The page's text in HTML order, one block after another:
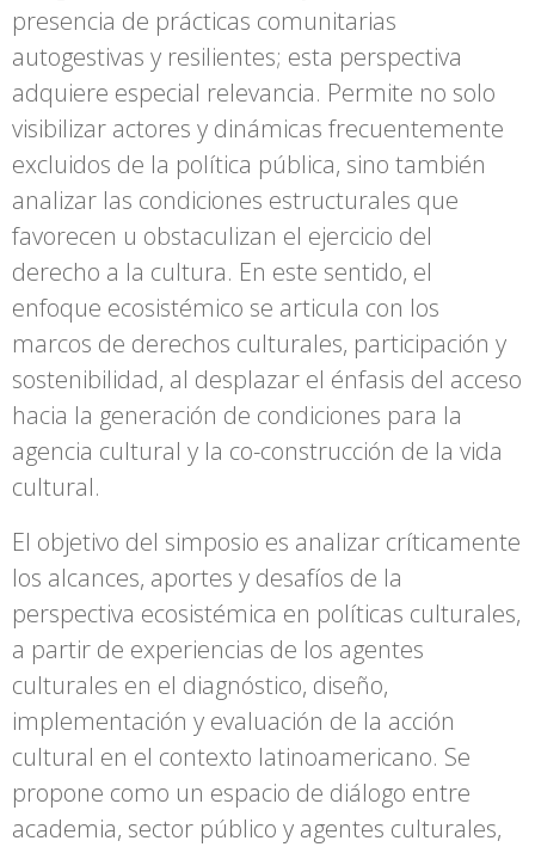
presencia de prácticas comunitarias
autogestivas y resilientes; esta perspectiva
adquiere especial relevancia. Permite no solo
visibilizar actores y dinámicas frecuentemente
excluidos de la política pública, sino también
analizar las condiciones estructurales que
favorecen u obstaculizan el ejercicio del
derecho a la cultura. En este sentido, el
enfoque ecosistémico se articula con los
marcos de derechos culturales, participación y
sostenibilidad, al desplazar el énfasis del acceso
hacia la generación de condiciones para la
agencia cultural y la co-construcción de la vida
cultural.
El objetivo del simposio es analizar críticamente
los alcances, aportes y desafíos de la
perspectiva ecosistémica en políticas culturales,
a partir de experiencias de los agentes
culturales en el diagnóstico, diseño,
implementación y evaluación de la acción
cultural en el contexto latinoamericano. Se
propone como un espacio de diálogo entre
academia, sector público y agentes culturales,